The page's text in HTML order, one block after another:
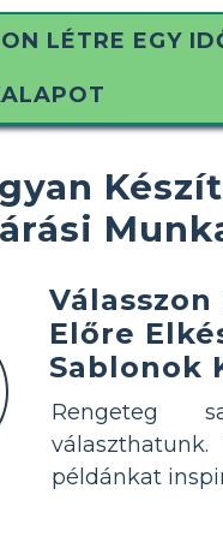
LÉTRE EGY
Válasszon
Előre
Sablonok
Rengeteg
példánkat